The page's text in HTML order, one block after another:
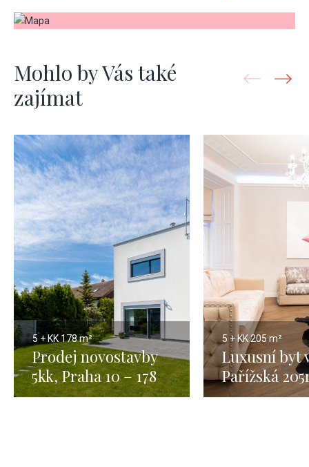
Mohlo by Vás také
zajímat
5 + KK178 m²
Prodej novostavby
5kk, Praha 10 – 178
m2
5 + KK205 m²
Luxusní byt
Pařížská